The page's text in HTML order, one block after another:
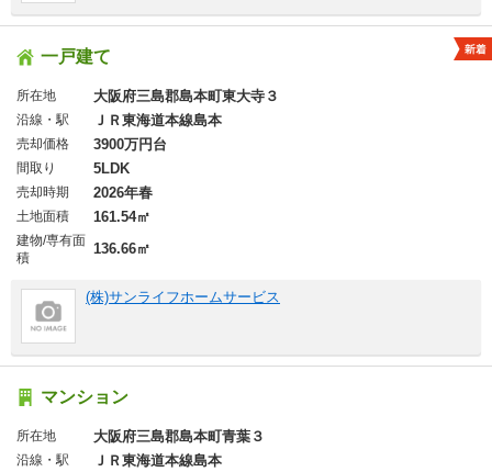
一戸建て
所在地 大阪府三島郡島本町東大寺３
沿線・駅 ＪＲ東海道本線島本
売却価格 3900万円台
間取り 5LDK
売却時期 2026年春
土地面積 161.54㎡
建物/専有面
積
136.66㎡
(株)サンライフホームサービス
マンション
所在地 大阪府三島郡島本町青葉３
沿線・駅 ＪＲ東海道本線島本